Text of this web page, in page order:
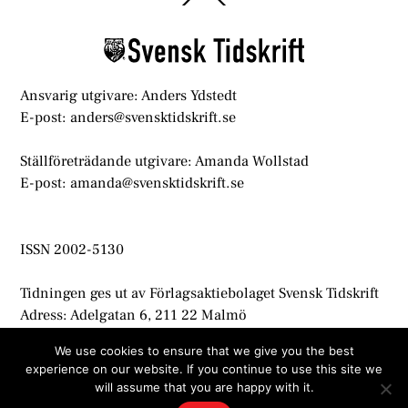
To
Ansvarig utgivare: Anders Ydstedt
E-post: anders@svensktidskrift.se
Ställföreträdande utgivare: Amanda Wollstad
E-post: amanda@svensktidskrift.se
ISSN 2002-5130
Tidningen ges ut av Förlagsaktiebolaget Svensk Tidskrift
Adress: Adelgatan 6, 211 22 Malmö
© Svensk Tidskrift 2021
We use cookies to ensure that we give you the best
experience on our website. If you continue to use this site we
will assume that you are happy with it.